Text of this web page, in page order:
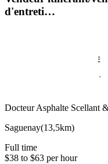
d'entreti…
Docteur Asphalte Scellant
Saguenay(13,5km)
Full time
$38 to $63 per hour